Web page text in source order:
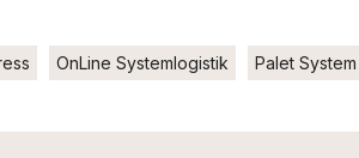
OnLine Systemlogistik Palet System